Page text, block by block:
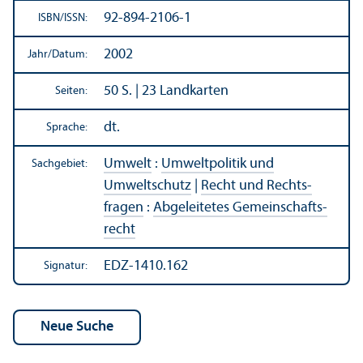
ISBN/ ISSN: 92-894-2106-1
Jahr/Datum: 2002
Seiten: 50 S. | 23 Landkarten
Sprache: dt.
Sachgebiet: Umwelt : Umweltpolitik und
Umweltschutz
Recht und Rechts­
fragen : Abgeleitetes Gemeinschafts­
recht
Signatur: EDZ-1410.162